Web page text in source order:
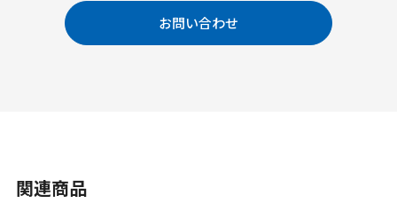
お問い合わせ
関連商品